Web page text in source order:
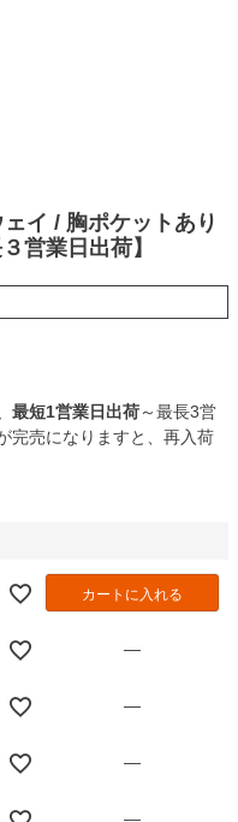
イ / 胸ポケットあり
営業日出荷】
最短1営業日出荷～最長3営
完売になりますと、再入荷
カートに入れる
—
—
—